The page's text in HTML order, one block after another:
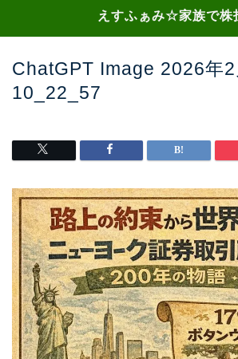
えすふぁみ☆家族で株
ChatGPT Image 2026年2
10_22_57